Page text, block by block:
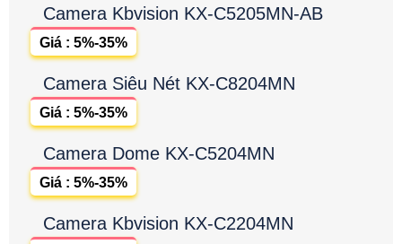
Camera Kbvision KX-C5205MN-AB
Giá : 5%-35%
Camera Siêu Nét KX-C8204MN
Giá : 5%-35%
Camera Dome KX-C5204MN
Giá : 5%-35%
Camera Kbvision KX-C2204MN